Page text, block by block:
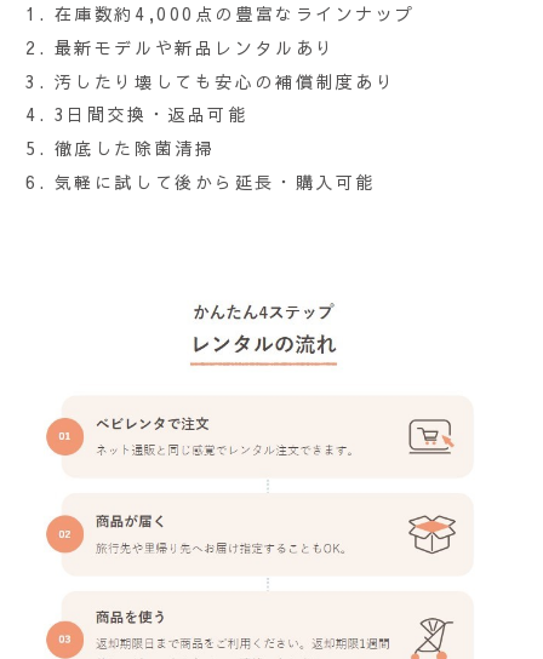
在庫数約4,000点の豊富なラインナップ
最新モデルや新品レンタルあり
汚したり壊しても安心の補償制度あり
3日間交換・返品可能
徹底した除菌清掃
気軽に試して後から延長・購入可能